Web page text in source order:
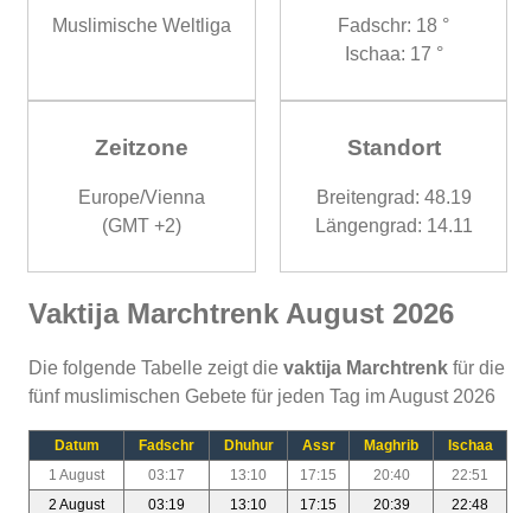
Muslimische Weltliga
Fadschr: 18 °
Ischaa: 17 °
Zeitzone
Europe/Vienna
(GMT +2)
Standort
Breitengrad: 48.19
Längengrad: 14.11
Vaktija Marchtrenk August 2026
Die folgende Tabelle zeigt die vaktija Marchtrenk für die
fünf muslimischen Gebete für jeden Tag im August 2026
Datum Fadschr Dhuhur Assr Maghrib
Ischaa
1 August
03:17 13:10 17:15 20:40
22:51
2 August
03:19 13:10 17:15 20:39
22:48